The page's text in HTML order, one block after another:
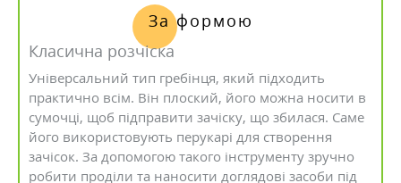
За формою
Класична розчіска
Універсальний тип гребінця, який підходить
практично всім. Він плоский, його можна носити в
сумочці, щоб підправити зачіску, що збилася. Саме
його використовують перукарі для створення
зачісок. За допомогою такого інструменту зручно
робити проділи та наносити доглядові засоби під